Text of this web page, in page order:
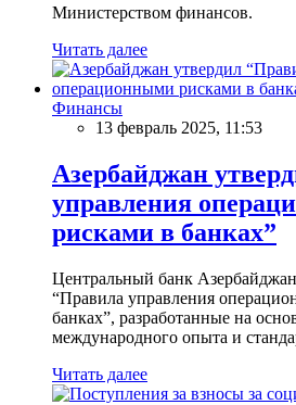
Министерством финансов.
Читать далее
Финансы
13 февраль 2025, 11:53
Азербайджан
управления
рисками в банках”
Центральный банк
“Правила управления
банках”, разработанные на
международного опыта и
Читать далее